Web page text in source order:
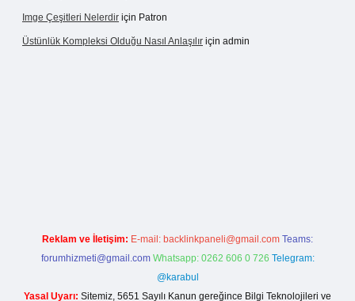
Imge Çeşitleri Nelerdir için Patron
Üstünlük Kompleksi Olduğu Nasıl Anlaşılır için admin
Reklam ve İletişim: E-mail: backlinkpaneli@gmail.com Teams:
forumhizmeti@gmail.com Whatsapp: 0262 606 0 726 Telegram:
@karabul
Yasal Uyarı: Sitemiz, 5651 Sayılı Kanun gereğince Bilgi Teknolojileri ve